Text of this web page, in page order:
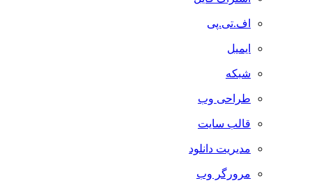
اف.تی.پی
ایمیل
شبکه
طراحی وب
قالب سایت
مدیریت دانلود
مرورگر وب